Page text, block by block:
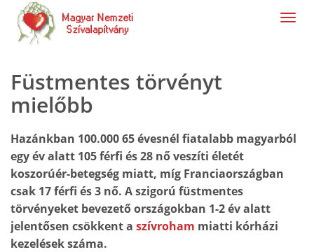
Füstmentes törvényt
mielőbb
Hazánkban 100.000 65 évesnél fiatalabb magyarból
egy év alatt 105 férfi és 28 nő veszíti életét
koszorúér-betegség miatt, míg Franciaországban
csak 17 férfi és 3 nő. A szigorú füstmentes
törvényeket bevezető országokban 1-2 év alatt
jelentősen csökkent a szívroham miatti kórházi
kezelések száma.